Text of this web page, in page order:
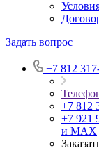
Задать вопрос
+7 812
+7 812
+7 921
и MAX